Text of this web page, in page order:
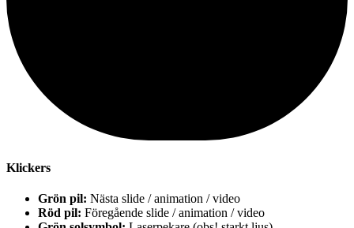
Klickers
Grön pil: Nästa slide / animation / video
Röd pil: Föregående slide / animation / video